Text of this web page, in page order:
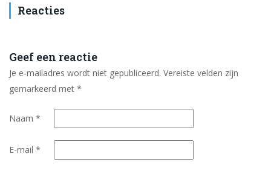
Reacties
Geef een reactie
Je e-mailadres wordt niet gepubliceerd. Vereiste velden zijn
gemarkeerd met *
Naam *
E-mail *